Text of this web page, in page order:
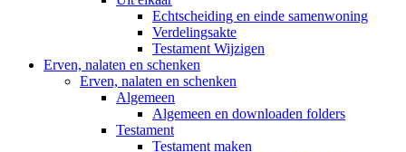
Echtscheiding en einde samenwoning
Verdelingsakte
Testament Wijzigen
Erven, nalaten en schenken
Erven, nalaten en schenken
Algemeen
Algemeen en downloaden folders
Testament
Testament maken